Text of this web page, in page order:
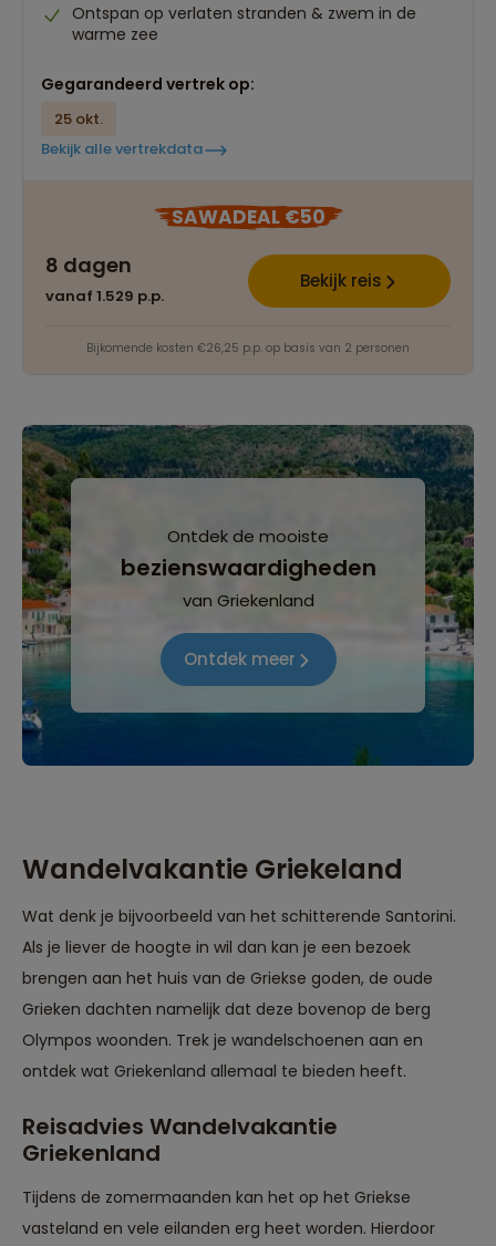
Ontspan op verlaten stranden & zwem in de
warme zee
Gegarandeerd vertrek op:
25 okt.
Bekijk alle vertrekdata
SAWADEAL €50
8 dagen
vanaf 1.529 p.p.
Bekijk reis
Bijkomende kosten €26,25 p.p. op basis van 2 personen
Ontdek de mooiste
bezienswaardigheden
van Griekenland
Ontdek meer
Wandelvakantie Griekeland
Wat denk je bijvoorbeeld van het schitterende Santorini.
Als je liever de hoogte in wil dan kan je een bezoek
brengen aan het huis van de Griekse goden, de oude
Grieken dachten namelijk dat deze bovenop de berg
Olympos woonden. Trek je wandelschoenen aan en
ontdek wat Griekenland allemaal te bieden heeft.
Reisadvies Wandelvakantie
Griekenland
Tijdens de zomermaanden kan het op het Griekse
vasteland en vele eilanden erg heet worden. Hierdoor